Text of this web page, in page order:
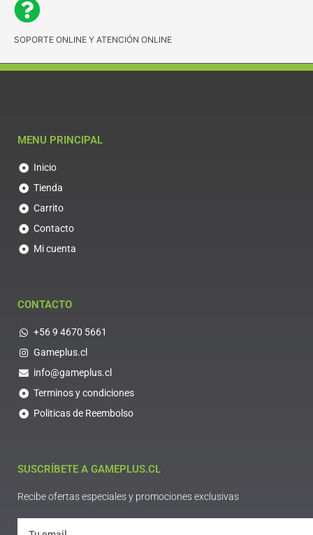
SOPORTE ONLINE Y ATENCIÓN ONLINE
MENU PRINCIPAL
Inicio
Tienda
Carrito
Contacto
Mi cuenta
CONTACTO
+56 9 4670 5661
Gameplus.cl
info@gameplus.cl
Terminos y condiciones
Politicas de Reembolso
SUSCRÍBETE A GAMEPLUS.CL
Recibe ofertas especiales y promociones exclusivas